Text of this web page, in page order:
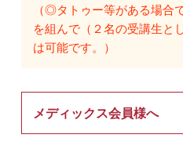
（◎タトゥー等がある場合
を組んで（２名の受講生と
は可能です。）
メディックス会員様へ